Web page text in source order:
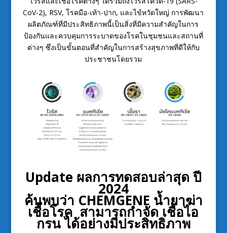
CoV-2), RSV, โรคมือ-เท้า-ปาก, และไข้หวัดใหญ่ การพัฒนา
ผลิตภัณฑ์ที่มีประสิทธิภาพนี้เป็นสิ่งที่มีความสำคัญในการ
ป้องกันและควบคุมการระบาดของโรคในชุมชนและสถานที่
ต่างๆ ซึ่งเป็นขั้นตอนที่สำคัญในการสร้างสุขภาพที่ดีให้กับ
ประชาชนโดยรวม
Update ผลการทดสอบล่าสุด ปี
2024
ค้นพบว่า CHEMGENE น้ำยาฆ่า
เชื้อโรค สามารถกำจัด เชื้อไอ
กรน ได้อย่างมีประสิทธิภาพ